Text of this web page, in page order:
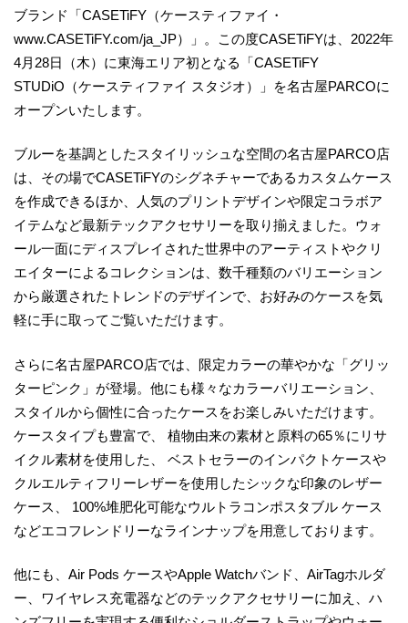
ブランド「CASETiFY（ケースティファイ・
www.CASETiFY.com/ja_JP）」。この度CASETiFYは、2022年
4月28日（木）に東海エリア初となる「CASETiFY
STUDiO（ケースティファイ スタジオ）」を名古屋PARCOに
オープンいたします。
ブルーを基調としたスタイリッシュな空間の名古屋PARCO店
は、その場でCASETiFYのシグネチャーであるカスタムケース
を作成できるほか、人気のプリントデザインや限定コラボア
イテムなど最新テックアクセサリーを取り揃えました。ウォ
ール一面にディスプレイされた世界中のアーティストやクリ
エイターによるコレクションは、数千種類のバリエーション
から厳選されたトレンドのデザインで、お好みのケースを気
軽に手に取ってご覧いただけます。
さらに名古屋PARCO店では、限定カラーの華やかな「グリッ
ターピンク」が登場。他にも様々なカラーバリエーション、
スタイルから個性に合ったケースをお楽しみいただけます。
ケースタイプも豊富で、 植物由来の素材と原料の65％にリサ
イクル素材を使用した、 ベストセラーのインパクトケースや
クルエルティフリーレザーを使用したシックな印象のレザー
ケース、 100%堆肥化可能なウルトラコンポスタブル ケース
などエコフレンドリーなラインナップを用意しております。
他にも、Air Pods ケースやApple Watchバンド、AirTagホルダ
ー、ワイヤレス充電器などのテックアクセサリーに加え、ハ